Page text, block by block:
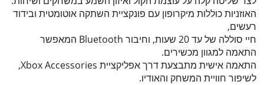
האוזניות כוללות מיקרופון עם פונקציית השתקה אוטומטית ובידוד
רעשים,
חיי סוללה של עד 20 שעות, וחיבור Bluetooth המאפשר
התאמה למגוון מכשירים.
התאמה אישית מתבצעת דרך אפליקציית Xbox Accessories,
לשיפור חוויית המשחק והאודיו.